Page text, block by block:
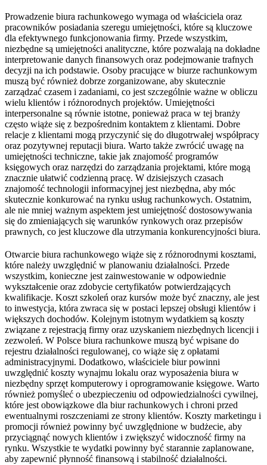
Prowadzenie biura rachunkowego wymaga od właściciela oraz
pracowników posiadania szeregu umiejętności, które są kluczowe
dla efektywnego funkcjonowania firmy. Przede wszystkim,
niezbędne są umiejętności analityczne, które pozwalają na dokładne
interpretowanie danych finansowych oraz podejmowanie trafnych
decyzji na ich podstawie. Osoby pracujące w biurze rachunkowym
muszą być również dobrze zorganizowane, aby skutecznie
zarządzać czasem i zadaniami, co jest szczególnie ważne w obliczu
wielu klientów i różnorodnych projektów. Umiejętności
interpersonalne są równie istotne, ponieważ praca w tej branży
często wiąże się z bezpośrednim kontaktem z klientami. Dobre
relacje z klientami mogą przyczynić się do długotrwałej współpracy
oraz pozytywnej reputacji biura. Warto także zwrócić uwagę na
umiejętności techniczne, takie jak znajomość programów
księgowych oraz narzędzi do zarządzania projektami, które mogą
znacznie ułatwić codzienną pracę. W dzisiejszych czasach
znajomość technologii informacyjnej jest niezbędna, aby móc
skutecznie konkurować na rynku usług rachunkowych. Ostatnim,
ale nie mniej ważnym aspektem jest umiejętność dostosowywania
się do zmieniających się warunków rynkowych oraz przepisów
prawnych, co jest kluczowe dla utrzymania konkurencyjności biura.
Otwarcie biura rachunkowego wiąże się z różnorodnymi kosztami,
które należy uwzględnić w planowaniu działalności. Przede
wszystkim, konieczne jest zainwestowanie w odpowiednie
wykształcenie oraz zdobycie certyfikatów potwierdzających
kwalifikacje. Koszt szkoleń oraz kursów może być znaczny, ale jest
to inwestycja, która zwraca się w postaci lepszej obsługi klientów i
większych dochodów. Kolejnym istotnym wydatkiem są koszty
związane z rejestracją firmy oraz uzyskaniem niezbędnych licencji i
zezwoleń. W Polsce biura rachunkowe muszą być wpisane do
rejestru działalności regulowanej, co wiąże się z opłatami
administracyjnymi. Dodatkowo, właściciele biur powinni
uwzględnić koszty wynajmu lokalu oraz wyposażenia biura w
niezbędny sprzęt komputerowy i oprogramowanie księgowe. Warto
również pomyśleć o ubezpieczeniu od odpowiedzialności cywilnej,
które jest obowiązkowe dla biur rachunkowych i chroni przed
ewentualnymi roszczeniami ze strony klientów. Koszty marketingu i
promocji również powinny być uwzględnione w budżecie, aby
przyciągnąć nowych klientów i zwiększyć widoczność firmy na
rynku. Wszystkie te wydatki powinny być starannie zaplanowane,
aby zapewnić płynność finansową i stabilność działalności.